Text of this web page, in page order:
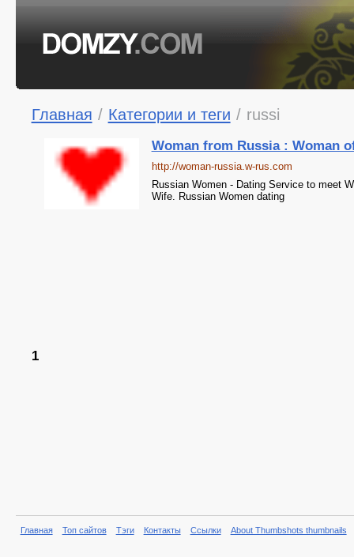
Главная / Категории и теги / russi
Woman from Russia : Woman
http://woman-russia.w-rus.com
Russian Women - Dating Service to meet
Wife. Russian Women dating
1
Главная Топ сайтов Тэги Контакты Ссылки About Thumbshots thumbnails